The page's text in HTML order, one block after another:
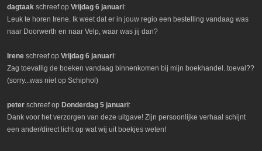
dagtaak schreef op Vrijdag 6 januari:
Leuk te horen Irene. Ik weet dat er in jouw regio een bestelling vandaag was
naar Doorwerth en naar Velp, waar was jij dan?
Irene schreef op Vrijdag 6 januari:
Zag toevallig de boeken vandaag binnenkomen bij mijn boekhandel..toeval??
(sorry...was niet op Schiphol)
peter schreef op Donderdag 5 januari:
Dank voor het verzorgen van deze uitgave! Zijn persoonlijke verhaal schijnt
een ander/direct licht op wat wij uit boekjes weten!